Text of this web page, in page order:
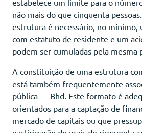
não mais do que cinquenta
estrutura é necessário, no mínimo,
com estatuto de residente e um
podem ser cumuladas pela mesma
A constituição de uma estrutura
está também frequentemente
pública — Bhd. Este formato é
orientados para a captação de
mercado de capitais ou que